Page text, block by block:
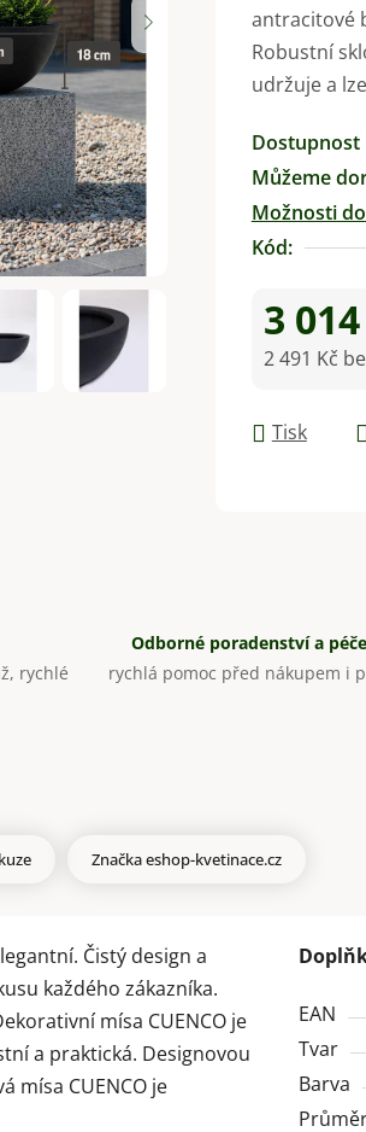
je
0,0
z
hvězdiček.
antracitové
Robustní
udržuje a
Dostupnost
Můžeme
Možnosti
Kód:
3
2 491 Kč
Tisk
rychlé
Odborné poradenství a péče
rychlá pomoc před nákupem i
Značkaeshop-kvetinace.cz
Čistý design a
každého zákazníka.
mísa CUENCO je
a praktická. Designovou
mísa CUENCO je
EAN
Tvar
Barva